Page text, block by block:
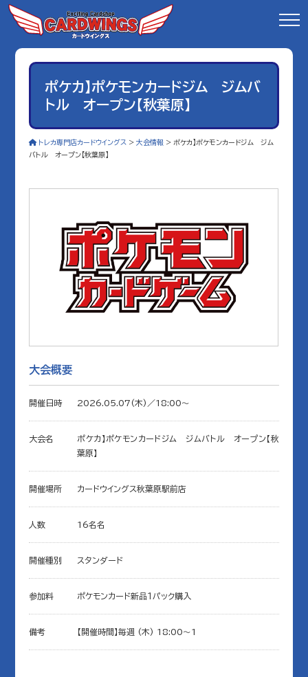
ポケカ】ポケモンカードジム ジムバ
トル オープン【秋葉原】
トレカ専門店カードウイングス >大会情報 > ポケカ】ポケモンカードジム ジム
バトル オープン【秋葉原】
大会概要
開催日時 2026.05.07(木)／18:00〜
大会名
ポケカ】ポケモンカードジム ジムバトル オープン【秋
葉原】
開催場所 カードウイングス秋葉原駅前店
人数 16名名
開催種別 スタンダード
参加料 ポケモンカード新品１パック購入
備考 【開催時間】毎週 (木) 18:00～1